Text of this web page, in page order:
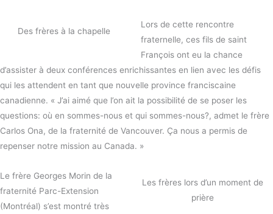
Des frères à la chapelle
Lors de cette rencontre
fraternelle, ces fils de saint
François ont eu la chance
d’assister à deux conférences enrichissantes en lien avec les défis
qui les attendent en tant que nouvelle province franciscaine
canadienne. « J’ai aimé que l’on ait la possibilité de se poser les
questions: où en sommes-nous et qui sommes-nous?, admet le frère
Carlos Ona, de la fraternité de Vancouver. Ça nous a permis de
repenser notre mission au Canada. »
Les frères lors d’un moment de
prière
Le frère Georges Morin de la
fraternité Parc-Extension
(Montréal) s’est montré très